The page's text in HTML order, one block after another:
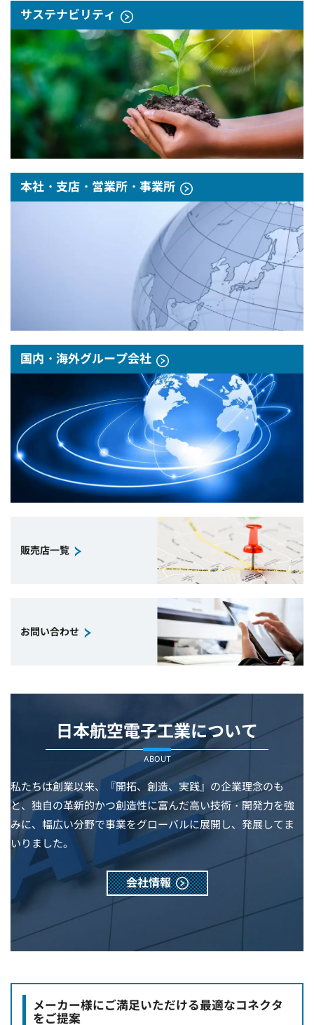
サステナビリティ
本社・支店・営業所・事業所
国内・海外グループ会社
販売店一覧
お問い合わせ
日本航空電子工業について
ABOUT
私たちは創業以来、『開拓、創造、実践』の企業理念のも
と、独自の革新的かつ創造性に富んだ高い技術・開発力を強
みに、幅広い分野で事業をグローバルに展開し、発展してま
いりました。
会社情報
メーカー様にご満足いただける最適なコネクタ
をご提案